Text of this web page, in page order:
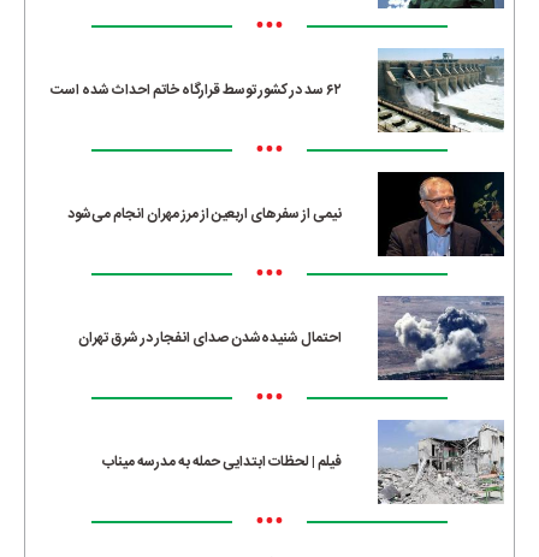
•••
۶۲ سد در کشور توسط قرارگاه خاتم احداث شده است
•••
نیمی از سفرهای اربعین از مرز مهران انجام می‌شود
•••
احتمال شنیده‌شدن صدای انفجار در شرق تهران
•••
فیلم | لحظات ابتدایی حمله به مدرسه میناب
•••